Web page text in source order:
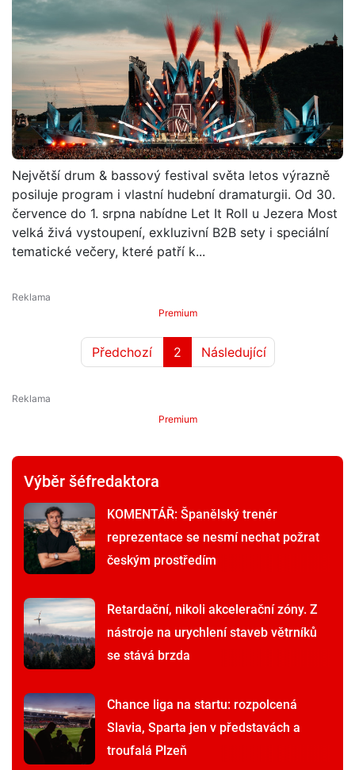
Největší drum & bassový festival světa letos výrazně
posiluje program i vlastní hudební dramaturgii. Od 30.
července do 1. srpna nabídne Let It Roll u Jezera Most
velká živá vystoupení, exkluzivní B2B sety i speciální
tematické večery, které patří k...
Premium
Předchozí 2 Následující
Premium
Výběr šéfredaktora
KOMENTÁŘ: Španělský trenér
reprezentace se nesmí nechat požrat
českým prostředím
Retardační, nikoli akcelerační zóny. Z
nástroje na urychlení staveb větrníků
se stává brzda
Chance liga na startu: rozpolcená
Slavia, Sparta jen v představách a
troufalá Plzeň